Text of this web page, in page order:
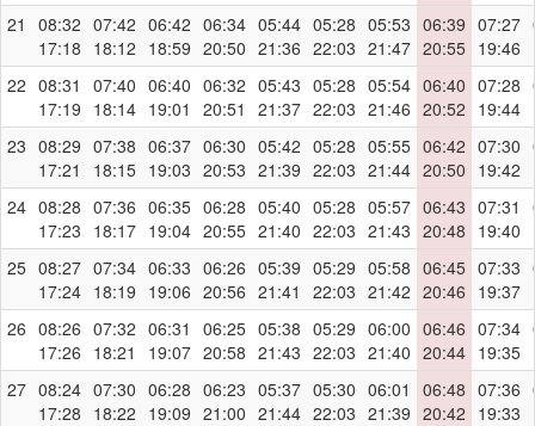
21
08:32
17:18
07:42
18:12
06:42
18:59
06:34
20:50
05:44
21:36
05:28
22:03
05:53
21:47
06:39
20:55
07:27
19:46
22 08:31
17:19
07:40
18:14
06:40
19:01
06:32
20:51
05:43
21:37
05:28
22:03
05:54
21:46
06:40
20:52
07:28
19:44
23 08:29
17:21
07:38
18:15
06:37
19:03
06:30
20:53
05:42
21:39
05:28
22:03
05:55
21:44
06:42
20:50
07:30
19:42
24 08:28
17:23
07:36
18:17
06:35
19:04
06:28
20:55
05:40
21:40
05:28
22:03
05:57
21:43
06:43
20:48
07:31
19:40
25 08:27
17:24
07:34
18:19
06:33
19:06
06:26
20:56
05:39
21:41
05:29
22:03
05:58
21:42
06:45
20:46
07:33
19:37
26 08:26
17:26
07:32
18:21
06:31
19:07
06:25
20:58
05:38
21:43
05:29
22:03
06:00
21:40
06:46
20:44
07:34
19:35
27 08:24
17:28
07:30
18:22
06:28
19:09
06:23
21:00
05:37
21:44
05:30
22:03
06:01
21:39
06:48
20:42
07:36
19:33